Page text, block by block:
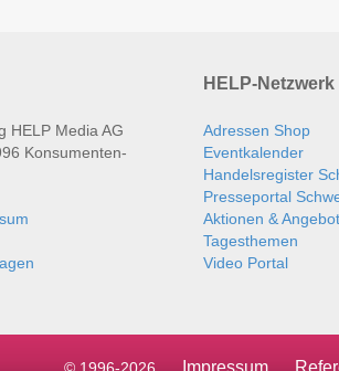
HELP Media AG
Konsumenten­
HELP-Netzwerk
Adressen Shop
Eventkalender
Handelsregister
Presseportal
Aktionen &
Tagesthemen
Video Portal
© 1996-2026 Impressum